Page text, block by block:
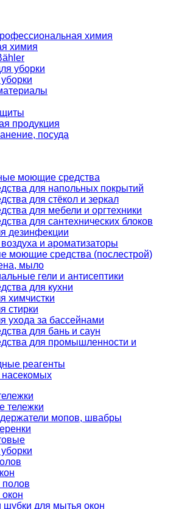
химия
химия
уборки
продукция
посуда
моющие средства
для напольных покрытий
для стёкол и зеркал
для мебели и оргтехники
для сантехнических блоков
дезинфекции
и ароматизаторы
моющие средства (послестрой)
мыло
гели и антисептики
для кухни
химчистки
стирки
ухода за бассейнами
для бань и саун
для промышленности и
реагенты
насекомых
тележки
мопов, швабры
полов
шубки для мытья окон